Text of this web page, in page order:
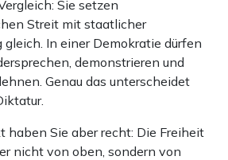
Sie setzen
Streit mit staatlicher
gleich. In einer Demokratie dürfen
demonstrieren und
Genau das unterscheidet
haben Sie aber recht: Die Freiheit
nicht von oben, sondern von